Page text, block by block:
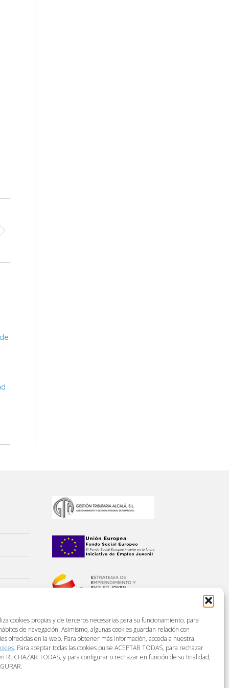
cookies propias y de terceros necesarias para su funcionamiento, para
de navegación. Asimismo, algunas cookies guardan relación con
ofrecidas en la web. Para obtener más información, acceda a nuestra
. Para aceptar todas las cookies pulse ACEPTAR TODAS, para rechazar
RECHAZAR TODAS, y para configurar o rechazar en función de su finalidad,